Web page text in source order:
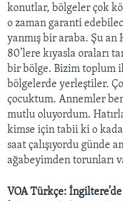
konutlar, bölgeler çok
o zaman garanti
yanmış bir araba. Şu an
80’lere kıyasla oraları
bir bölge. Bizim toplum
bölgelerde yerleştiler.
çocuktum. Annemler
mutlu oluyordum.
kimse için tabii ki o
saat çalışıyordu günde
ağabeyimden torunları
VOA Türkçe: